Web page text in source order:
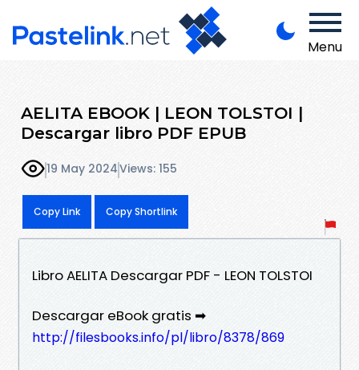
Menu
AELITA EBOOK | LEON TOLSTOI |
Descargar libro PDF EPUB
19 May 2024Views: 155
Copy Link Copy Shortlink
Libro AELITA Descargar PDF - LEON TOLSTOI
Descargar eBook gratis ➡
http://filesbooks.info/pl/libro/8378/869